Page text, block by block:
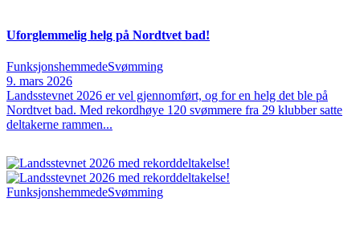
Uforglemmelig helg på Nordtvet bad!
FunksjonshemmedeSvømming
9. mars 2026
Landsstevnet 2026 er vel gjennomført, og for en helg det ble på
Nordtvet bad. Med rekordhøye 120 svømmere fra 29 klubber satte
deltakerne rammen...
FunksjonshemmedeSvømming